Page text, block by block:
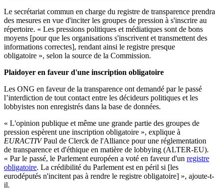
Le secrétariat commun en charge du registre de transparence prendra
des mesures en vue d'inciter les groupes de pression à s'inscrire au
répertoire. « Les pressions politiques et médiatiques sont de bons
moyens [pour que les organisations s'inscrivent et transmettent des
informations correctes], rendant ainsi le registre presque
obligatoire », selon la source de la Commission.
Plaidoyer en faveur d'une inscription obligatoire
Les ONG en faveur de la transparence ont demandé par le passé
l’interdiction de tout contact entre les décideurs politiques et les
lobbyistes non enregistrés dans la base de données.
« L'opinion publique et même une grande partie des groupes de
pression espèrent une inscription obligatoire », explique à
EURACTIVPaul de Clerck de l'Alliance pour une réglementation
de transparence et d'éthique en matière de lobbying (ALTER-EU).
« Par le passé, le Parlement européen a voté en faveur d'un registre
obligatoire. La crédibilité du Parlement est en péril si [les
eurodéputés n'incitent pas à rendre le registre obligatoire] », ajoute-t-
il.